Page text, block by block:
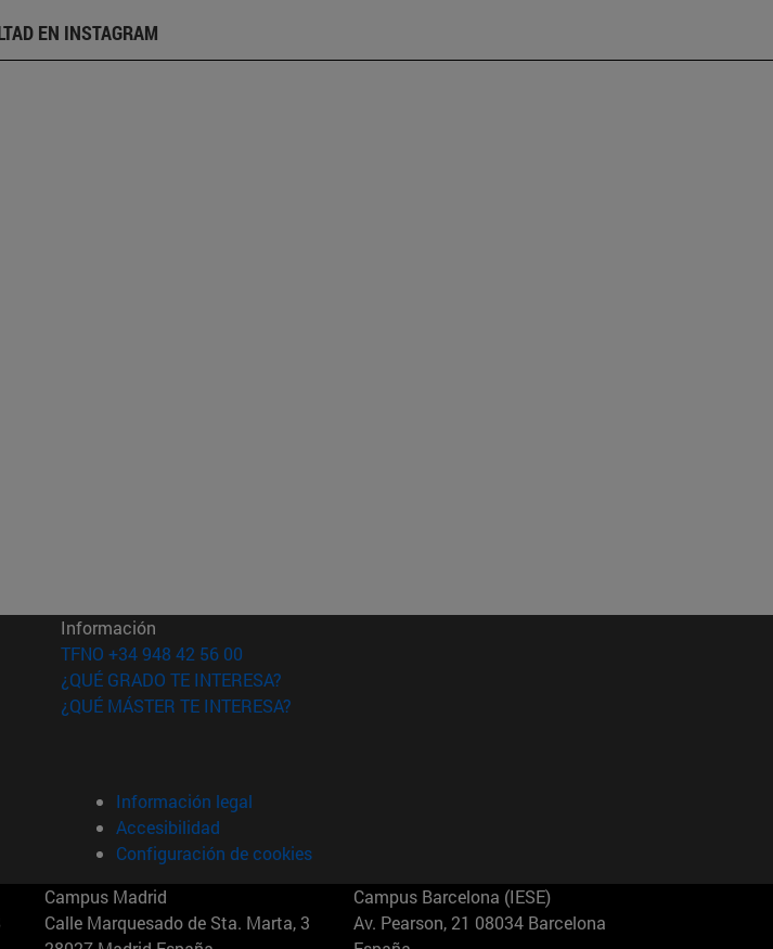
EN INSTAGRAM
ventana)
en nueva ventana)
nueva ventana)
Información
TFNO +34 948 42 56 00
¿QUÉ GRADO TE INTERESA?
¿QUÉ MÁSTER TE INTERESA?
Información legal
Accesibilidad
Configuración de cookies
Campus Madrid
Calle Marquesado de Sta. Marta, 3
Campus Barcelona (IESE)
Av. Pearson, 21 08034 Barcelona